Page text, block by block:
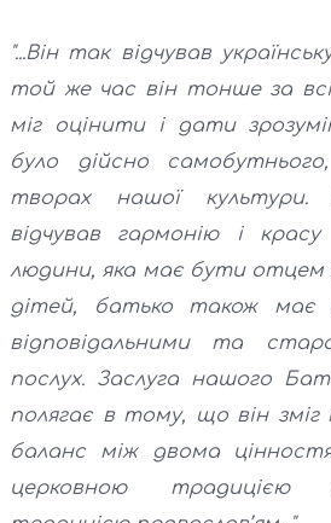
"...Він так відчував
той же час він тонше за
міг оцінити і дати
було дійсно
творах нашої
відчував гармонію і
людини, яка має бути отцем
дітей, батько також має
відповідальними та
послух. Заслуга нашого
полягає в тому, що він
баланс між двома
церковною традицією